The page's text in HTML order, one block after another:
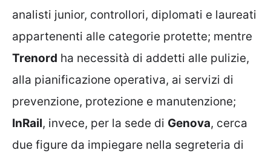
analisti junior, controllori, diplomati e laureati
appartenenti alle categorie protette; mentre
Trenord ha necessità di addetti alle pulizie,
alla pianificazione operativa, ai servizi di
prevenzione, protezione e manutenzione;
InRail, invece, per la sede di Genova, cerca
due figure da impiegare nella segreteria di